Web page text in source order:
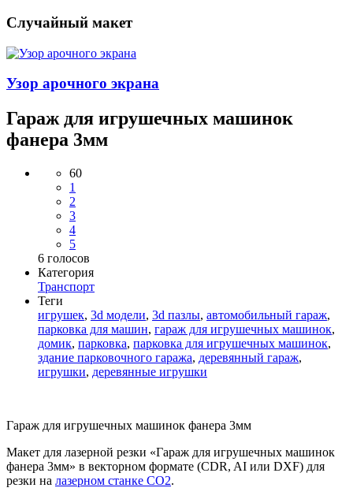
Случайный макет
Узор арочного экрана
Гараж для игрушечных машинок
фанера 3мм
60
1
2
3
4
5
6 голосов
Категория
Транспорт
Теги
игрушек, 3d модели, 3d пазлы, автомобильный гараж,
парковка для машин, гараж для игрушечных машинок,
домик, парковка, парковка для игрушечных машинок,
здание парковочного гаража, деревянный гараж,
игрушки, деревянные игрушки
Гараж для игрушечных машинок фанера 3мм
Макет для лазерной резки «Гараж для игрушечных машинок
фанера 3мм» в векторном формате (CDR, AI или DXF) для
резки на лазерном станке СО2.